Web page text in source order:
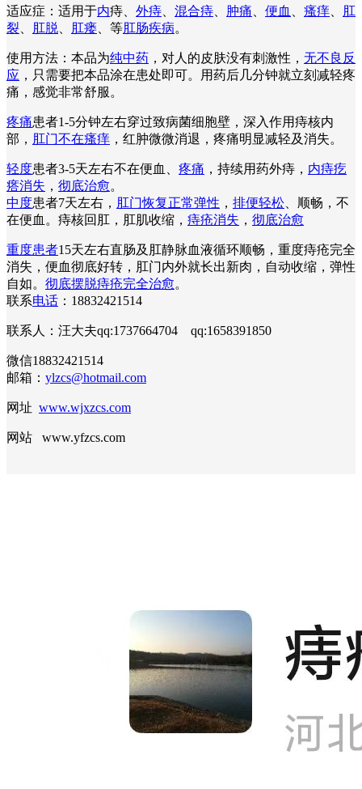
适应症：适用于内痔、 外痔 混合痔 肿痛 便血 瘙痒
肛
裂
肛脱 肛瘘 、等肛肠疾病。
使用方法：本品为纯中药 ，对人的皮肤没有刺激性， 无不良反
应 ，只需要把本品涂在患处即可。用药后几分钟就立刻减轻疼
痛，感觉非常舒服。
疼痛患者1-5分钟左右穿过致病菌细胞壁，深入作用痔核内
部， 肛门不在瘙痒 ，红肿微微消退，疼痛明显减轻及消失。
轻度患者3-5天左右不在便血、 疼痛 ，持续用药外痔， 内痔疙
瘩消失 ， 彻底治愈。
中度患者7天左右， 肛门恢复正常弹性 ， 排便轻松 、顺畅，不
在便血。痔核回肛，肛肌收缩， 痔疮消失 ， 彻底治愈
重度患者15天左右直肠及肛静脉血液循环顺畅，重度痔疮完全
消失，便血彻底好转，肛门内外就长出新肉，自动收缩，弹性
自如。 彻底摆脱痔疮完全治愈。
联系电话 ：18832421514
联系人：汪大夫qq:1737664704 qq:1658391850
微信18832421514
邮箱： ylzcs@hotmail.com
网址 www.wjxzcs.com
网站 www.yfzcs.com